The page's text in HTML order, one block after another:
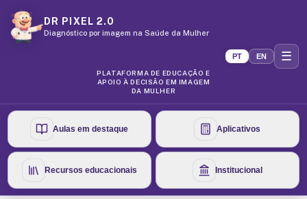
DR PIXEL 2.0
Diagnóstico por imagem na Saúde da Mulher
PLATAFORMA DE EDUCAÇÃO E
APOIO À DECISÃO EM IMAGEM
DA MULHER
PT EN ☰
Aulas em destaque Aplicativos
Recursos educacionais Institucional